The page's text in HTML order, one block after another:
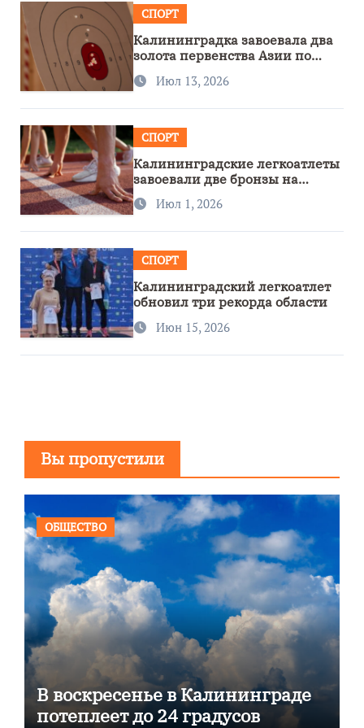
СПОРТ
Калининградка завоевала два
золота первенства Азии по
метанию ножа
Июл 13, 2026
СПОРТ
Калининградские легкоатлеты
завоевали две бронзы на
первенстве России
Июл 1, 2026
СПОРТ
Калининградский легкоатлет
обновил три рекорда области
Июн 15, 2026
Вы пропустили
ОБЩЕСТВО
В воскресенье в Калининграде
потеплеет до 24 градусов